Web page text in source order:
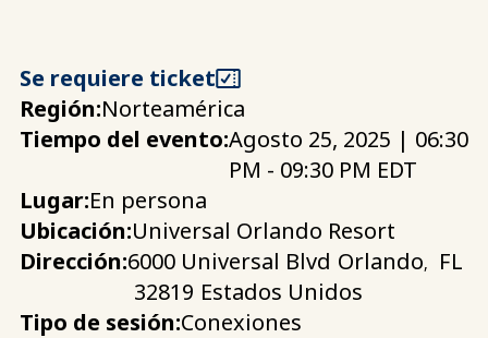
Se requiere ticket
Región:Norteamérica
Tiempo del evento:Agosto 25, 2025 | 06:30
PM - 09:30 PM EDT
Lugar:En persona
Ubicación:Universal Orlando Resort
Dirección:6000 Universal Blvd Orlando,
FL
32819 Estados Unidos
Tipo de sesión:Conexiones